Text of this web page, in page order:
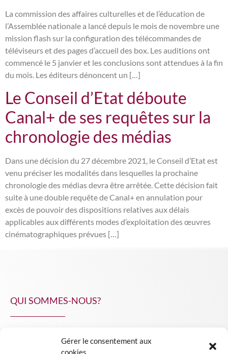
Gérer le consentement aux
cookies
La commission des affaires culturelles et de l’éducation de
l’Assemblée nationale a lancé depuis le mois de novembre une
mission flash sur la configuration des télécommandes de
téléviseurs et des pages d’accueil des box. Les auditions ont
commencé le 5 janvier et les conclusions sont attendues à la fin
du mois. Les éditeurs dénoncent un […]
Le Conseil d’Etat déboute
Canal+ de ses requêtes sur la
chronologie des médias
Dans une décision du 27 décembre 2021, le Conseil d’Etat est
venu préciser les modalités dans lesquelles la prochaine
chronologie des médias devra être arrêtée. Cette décision fait
suite à une double requête de Canal+ en annulation pour
excès de pouvoir des dispositions relatives aux délais
applicables aux différents modes d’exploitation des œuvres
cinématographiques prévues […]
QUI SOMMES-NOUS?